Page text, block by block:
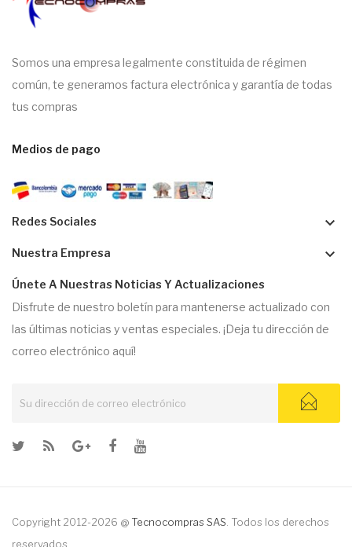
Somos una empresa legalmente constituida de régimen
común, te generamos factura electrónica y garantía de todas
tus compras
Medios de pago
Redes Sociales keyboard_arrow_down
Nuestra Empresa keyboard_arrow_down
Únete A Nuestras Noticias Y Actualizaciones
Disfrute de nuestro boletín para mantenerse actualizado con
las últimas noticias y ventas especiales. ¡Deja tu dirección de
correo electrónico aquí!
Copyright 2012-2026 @ Tecnocompras SAS . Todos los derechos
reservados